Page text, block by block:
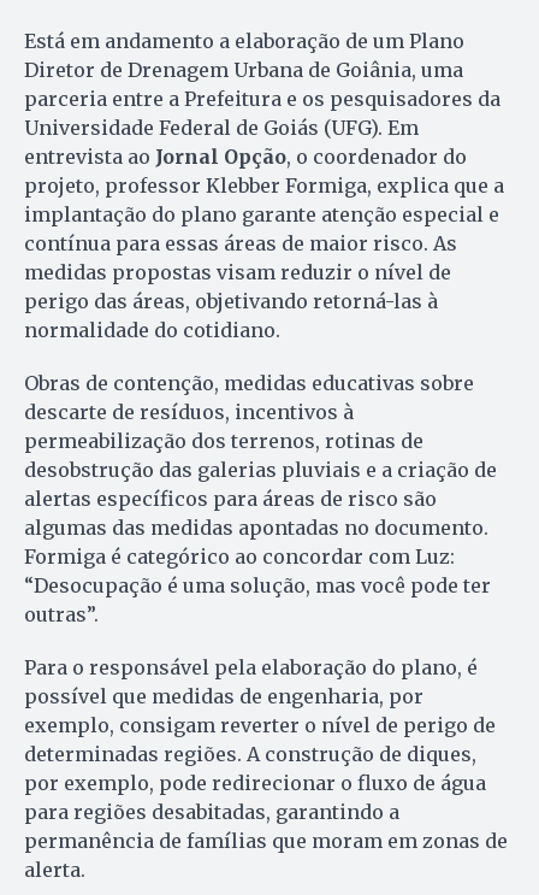
Está em andamento a elaboração de um Plano
Diretor de Drenagem Urbana de Goiânia, uma
parceria entre a Prefeitura e os pesquisadores da
Universidade Federal de Goiás (UFG). Em
entrevista ao Jornal Opção, o coordenador do
projeto, professor Klebber Formiga, explica que a
implantação do plano garante atenção especial e
contínua para essas áreas de maior risco. As
medidas propostas visam reduzir o nível de
perigo das áreas, objetivando retorná-las à
normalidade do cotidiano.
Obras de contenção, medidas educativas sobre
descarte de resíduos, incentivos à
permeabilização dos terrenos, rotinas de
desobstrução das galerias pluviais e a criação de
alertas específicos para áreas de risco são
algumas das medidas apontadas no documento.
Formiga é categórico ao concordar com Luz:
“Desocupação é uma solução, mas você pode ter
outras”.
Para o responsável pela elaboração do plano, é
possível que medidas de engenharia, por
exemplo, consigam reverter o nível de perigo de
determinadas regiões. A construção de diques,
por exemplo, pode redirecionar o fluxo de água
para regiões desabitadas, garantindo a
permanência de famílias que moram em zonas de
alerta.